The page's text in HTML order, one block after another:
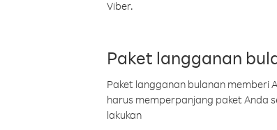
Viber.
Paket langganan
Paket langganan bulanan memberi
harus memperpanjang paket Anda
lakukan